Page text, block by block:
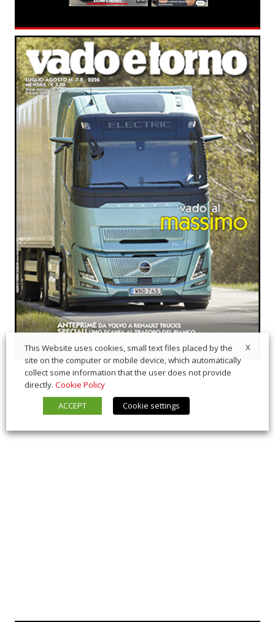
X
This Website uses cookies, small text files placed by the
site on the computer or mobile device, which automatically
collect some information that the user does not provide
directly. Cookie Policy
ACCEPT
Cookie settings